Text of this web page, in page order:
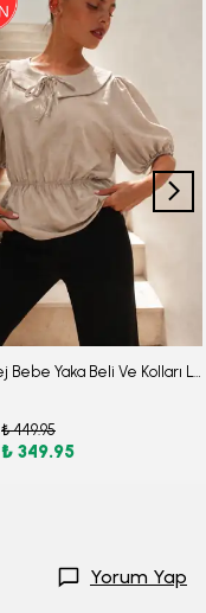
₺ 449.95
₺ 349.95
Yorum Yap